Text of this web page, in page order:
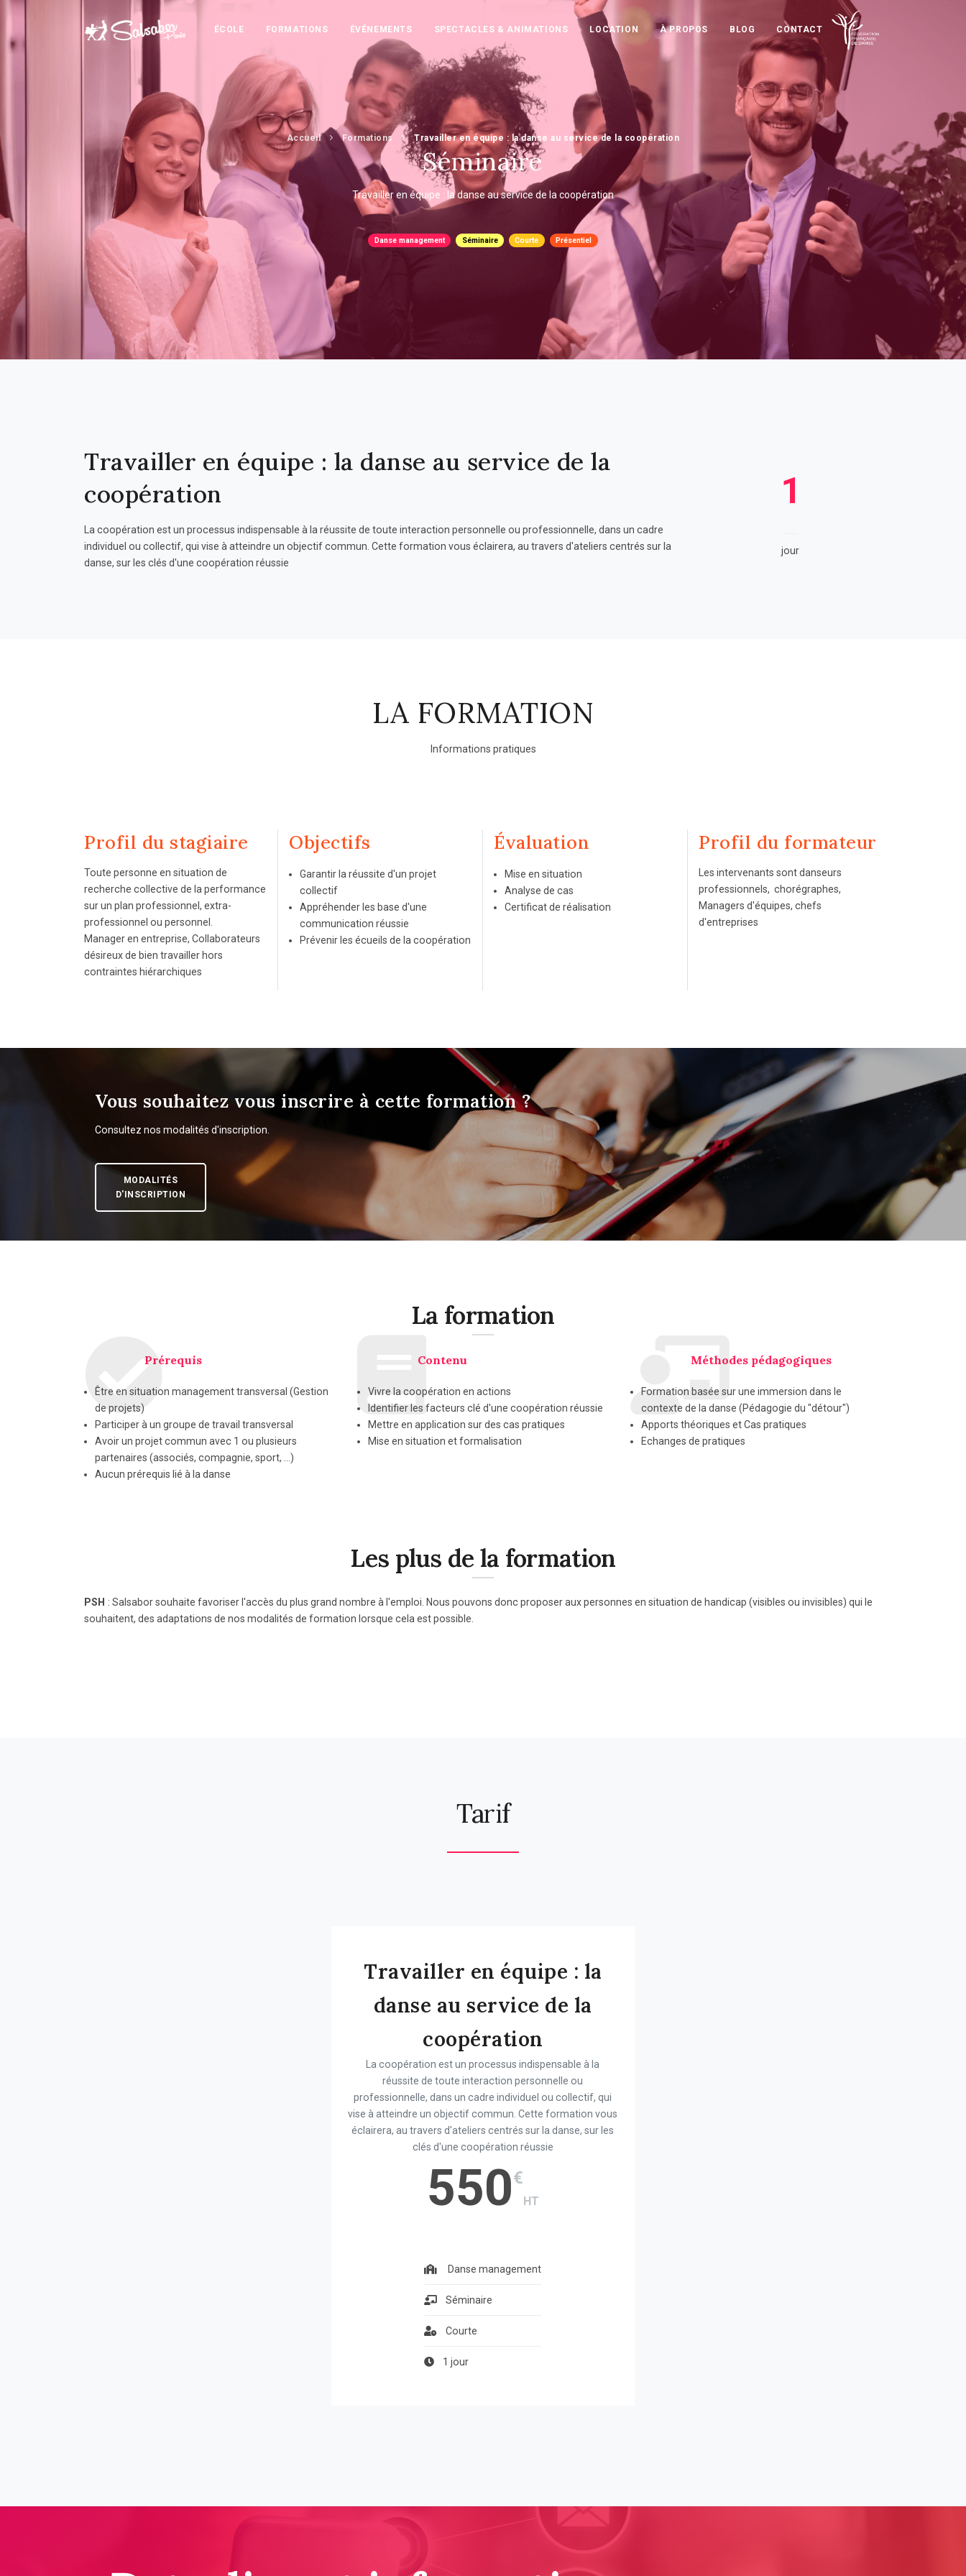
ÉCOLE FORMATIONS ÉVÉNEMENTS SPECTACLES & ANIMATIONS LOCATION À PROPOS BLOG CONTACT
Accueil Formations Travailler en équipe : la danse au service de la coopération
Séminaire
Travailler en équipe : la danse au service de la coopération
Danse management Séminaire Courte Présentiel
Travailler en équipe : la danse au service de la
coopération
La coopération est un processus indispensable à la réussite de toute interaction personnelle ou professionnelle, dans un cadre
individuel ou collectif, qui vise à atteindre un objectif commun. Cette formation vous éclairera, au travers d'ateliers centrés sur la
danse, sur les clés d'une coopération réussie
1
jour
LA FORMATION
Informations pratiques
Profil du stagiaire
Toute personne en situation de
recherche collective de la performance
sur un plan professionnel, extra-
professionnel ou personnel.
Manager en entreprise, Collaborateurs
désireux de bien travailler hors
contraintes hiérarchiques
Objectifs
Garantir la réussite d'un projet
collectif
Appréhender les base d'une
communication réussie
Prévenir les écueils de la coopération
Évaluation
Mise en situation
Analyse de cas
Certificat de réalisation
Profil du formateur
Les intervenants sont danseurs
professionnels, chorégraphes,
Managers d'équipes, chefs
d'entreprises
Vous souhaitez vous inscrire à cette formation ?
Consultez nos modalités d'inscription.
MODALITÉS
D'INSCRIPTION
La formation
Prérequis
Être en situation management transversal (Gestion
de projets)
Participer à un groupe de travail transversal
Avoir un projet commun avec 1 ou plusieurs
partenaires (associés, compagnie, sport, …)
Aucun prérequis lié à la danse
Contenu
Vivre la coopération en actions
Identifier les facteurs clé d'une coopération réussie
Mettre en application sur des cas pratiques
Mise en situation et formalisation
Méthodes pédagogiques
Formation basée sur une immersion dans le
contexte de la danse (Pédagogie du "détour")
Apports théoriques et Cas pratiques
Echanges de pratiques
Les plus de la formation
PSH : Salsabor souhaite favoriser l'accès du plus grand nombre à l'emploi. Nous pouvons donc proposer aux personnes en situation de handicap (visibles ou invisibles) qui le
souhaitent, des adaptations de nos modalités de formation lorsque cela est possible.
Tarif
Travailler en équipe : la
danse au service de la
coopération
La coopération est un processus indispensable à la
réussite de toute interaction personnelle ou
professionnelle, dans un cadre individuel ou collectif, qui
vise à atteindre un objectif commun. Cette formation vous
éclairera, au travers d'ateliers centrés sur la danse, sur les
clés d'une coopération réussie
550€
HT
Danse management
Séminaire
Courte
1 jour